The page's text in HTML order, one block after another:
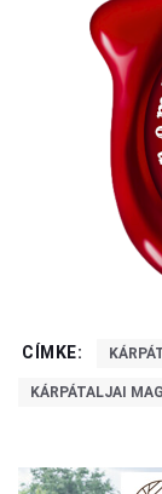
CÍMKE:
KÁRPÁTALJAI